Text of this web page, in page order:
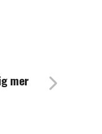
mer